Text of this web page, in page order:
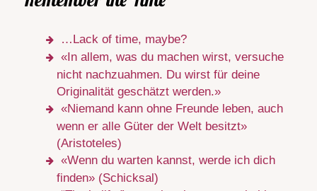
…Lack of time, maybe?
«In allem, was du machen wirst, versuche
nicht nachzuahmen. Du wirst für deine
Originalität geschätzt werden.»
«Niemand kann ohne Freunde leben, auch
wenn er alle Güter der Welt besitzt»
(Aristoteles)
«Wenn du warten kannst, werde ich dich
finden» (Schicksal)